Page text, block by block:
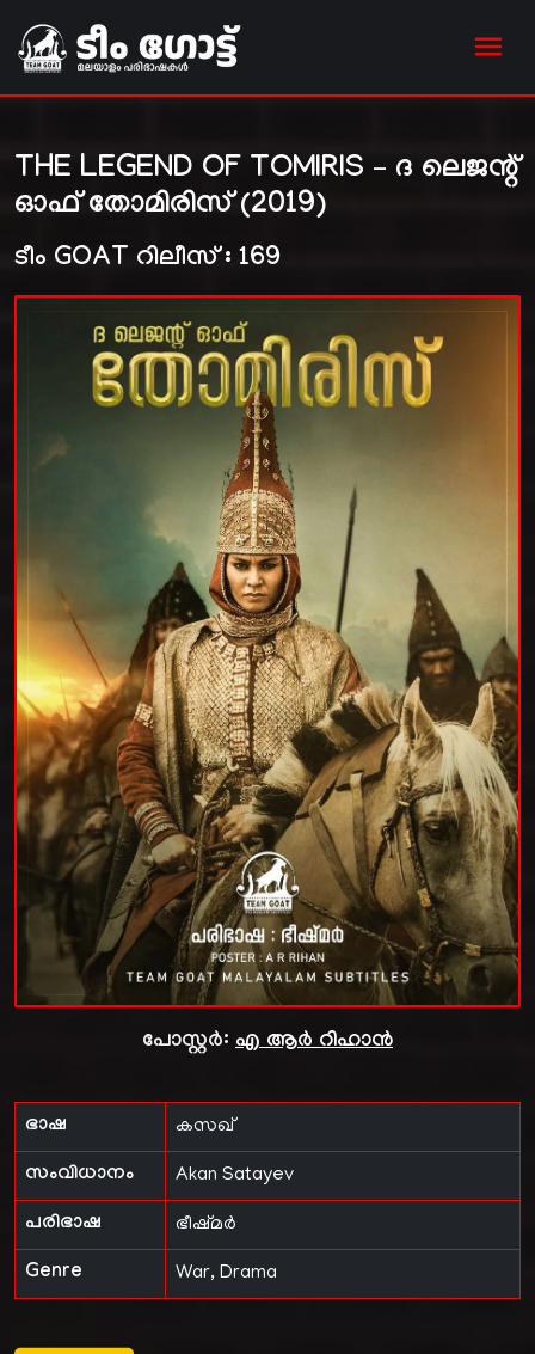
THE LEGEND OF TOMIRIS – ദ ലെജന്റ്
ഓഫ് തോമിരിസ് (2019)
ടീം GOAT റിലീസ് : 169
പോസ്റ്റർ: എ ആർ റിഹാൻ
ഭാഷ കസഖ്
സംവിധാനം Akan Satayev
പരിഭാഷ ഭീഷ്‌മർ
Genre War, Drama